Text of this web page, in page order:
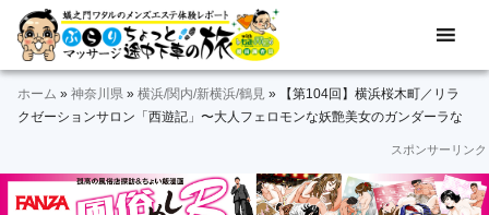
Skip
primary
navigation
Skip
main
Skip
primary
Skip
secondary
Skip
footer
ぶ
ら
り
ッ
メ
ン
エ
ス
験
レ
ホーム » 神奈川県 » 横浜/関内/新横浜/鶴見 »
【第104回】横浜桜木町／リラ
クゼーションサロン「西遊記」〜大人フェロモンな妖艶美女のガンダーラな
スポンサーリンク